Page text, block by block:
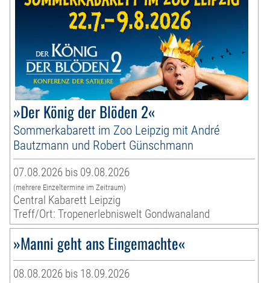
»Der König der Blöden 2«
Sommerkabarett im Zoo Leipzig mit André
Bautzmann und Robert Günschmann
07.08.2026 bis 09.08.2026
(mehrere Einzeltermine im Zeitraum)
Central Kabarett Leipzig
Treff/Ort: Tropenerlebniswelt Gondwanaland
»Manni geht ans Eingemachte«
08.08.2026 bis 18.09.2026